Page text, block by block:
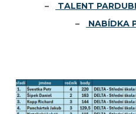
TALENT
NABÍDKA